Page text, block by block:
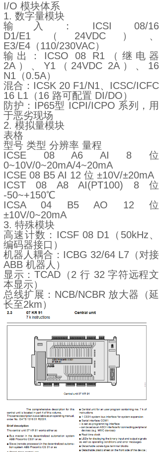
I/O 模块体系
1. 数字量模块
输入：ICSI 08/16
D1/E1（24VDC）、
E3/E4（110/230VAC）
输出：ICSO 08 R1（继电器
2A）、Y1（24VDC 2A）、16
N1（0.5A）
混合：ICSK 20 F1/N1、ICSC/ICFC
16 L1（16 路可配置 DI/DO）
防护：IP65型 ICPI/ICPO 系列，用
于恶劣现场
2. 模拟量模块
表格
型号 类型 分辨率 量程
ICSE 08 A6 AI 8 位
0~10V/0~20mA/4~20mA
ICSE 08 B5 AI 12 位 ±10V/±20mA
ICST 08 A8 AI(PT100) 8 位
-50~+150℃
ICSA 04 B5 AO 12 位
±10V/0~20mA
3. 特殊模块
高速计数：ICSF 08 D1（50kHz、
编码器接口）
机器人耦合：ICBG 32/64 L7（对接
ABB 机器人）
显示：TCAD（2 行 32 字符远程文
本显示）
总线扩展：NCB/NCBR 放大器（延
长至2km）